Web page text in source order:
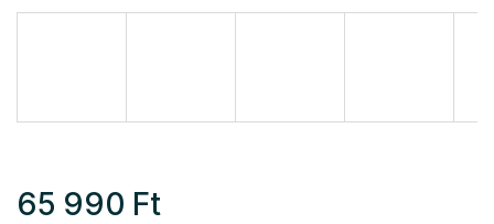
65 990 Ft